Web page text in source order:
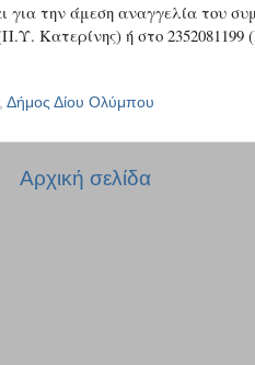
την άμεση αναγγελία του
Κατερίνης) ή στο
Δήμος Δίου Ολύμπου
Αρχική σελίδα